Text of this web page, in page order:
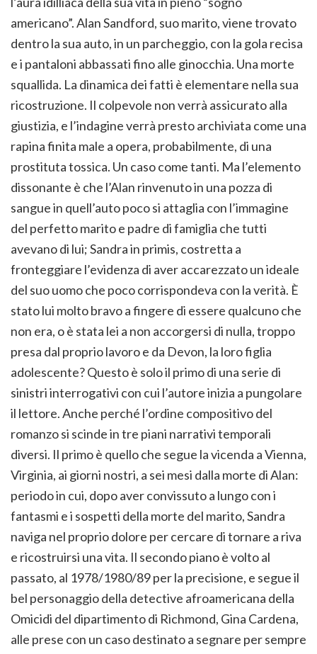
americano”. Alan Sandford, suo marito, viene trovato
dentro la sua auto, in un parcheggio, con la gola recisa
e i pantaloni abbassati fino alle ginocchia. Una morte
squallida. La dinamica dei fatti è elementare nella sua
ricostruzione. Il colpevole non verrà assicurato alla
giustizia, e l’indagine verrà presto archiviata come una
rapina finita male a opera, probabilmente, di una
prostituta tossica. Un caso come tanti. Ma l’elemento
dissonante è che l’Alan rinvenuto in una pozza di
sangue in quell’auto poco si attaglia con l’immagine
del perfetto marito e padre di famiglia che tutti
avevano di lui; Sandra in primis, costretta a
fronteggiare l’evidenza di aver accarezzato un ideale
del suo uomo che poco corrispondeva con la verità. È
stato lui molto bravo a fingere di essere qualcuno che
non era, o è stata lei a non accorgersi di nulla, troppo
presa dal proprio lavoro e da Devon, la loro figlia
adolescente? Questo è solo il primo di una serie di
sinistri interrogativi con cui l’autore inizia a pungolare
il lettore. Anche perché l’ordine compositivo del
romanzo si scinde in tre piani narrativi temporali
diversi. Il primo è quello che segue la vicenda a Vienna,
Virginia, ai giorni nostri, a sei mesi dalla morte di Alan:
periodo in cui, dopo aver convissuto a lungo con i
fantasmi e i sospetti della morte del marito, Sandra
naviga nel proprio dolore per cercare di tornare a riva
e ricostruirsi una vita. Il secondo piano è volto al
passato, al 1978/1980/89 per la precisione, e segue il
bel personaggio della detective afroamericana della
Omicidi del dipartimento di Richmond, Gina Cardena,
alle prese con un caso destinato a segnare per sempre